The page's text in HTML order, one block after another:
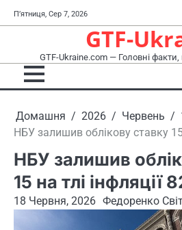
до
П’ятниця, Сер 7, 2026
GTF-
GTF-Ukraine.com — Головні
Домашня 2026 Червень
НБУ залишив облікову ставку 15
НБУ залишив
15 на тлі інфляції
18 Червня, 2026 Федоренко